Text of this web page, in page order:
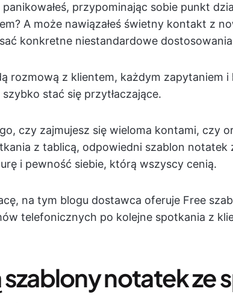
przypominając sobie punkt
A może nawiązałeś świetny kontakt z
konkretne niestandardowe
rozmową z klientem, każdym zapytaniem i
szybko stać się przytłaczające.
czy zajmujesz się wieloma kontami, czy
z tablicą, odpowiedni szablon notatek
i pewność siebie, którą wszyscy cenią.
na tym blogu dostawca oferuje Free
telefonicznych po kolejne spotkania z
szablony notatek ze